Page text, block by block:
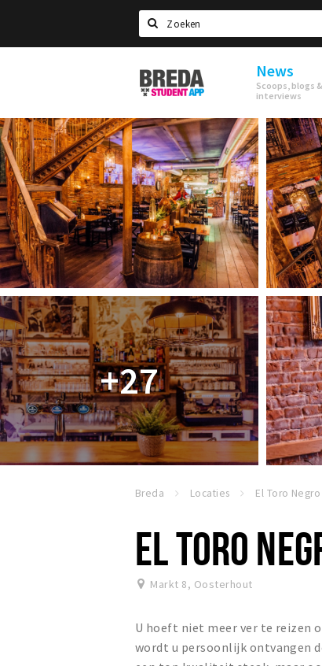
Search
Breda
Student
News
Scoops, blogs &
interviews
+27
Breda Locaties
EL TORO
Markt 8, Oosterhout
U hoeft niet meer ver te reizen
wordt u persoonlijk ontvangen